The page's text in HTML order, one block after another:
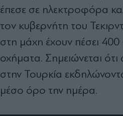
έπεσε σε ηλεκτροφόρα
τον κυβερνήτη του
στη μάχη έχουν πέσει
οχήματα. Σημειώνεται ότι
στην Τουρκία
μέσο όρο την ημέρα.